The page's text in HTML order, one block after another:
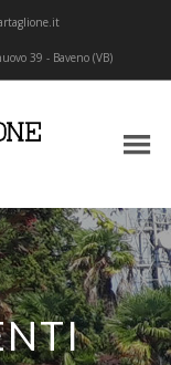
39 - Baveno (VB)